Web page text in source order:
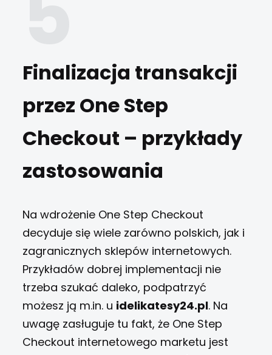
Finalizacja transakcji
przez One Step
Checkout – przykłady
zastosowania
Na wdrożenie One Step Checkout
decyduje się wiele zarówno polskich, jak i
zagranicznych sklepów internetowych.
Przykładów dobrej implementacji nie
trzeba szukać daleko, podpatrzyć
możesz ją m.in. u idelikatesy24.pl. Na
uwagę zasługuje tu fakt, że One Step
Checkout internetowego marketu jest